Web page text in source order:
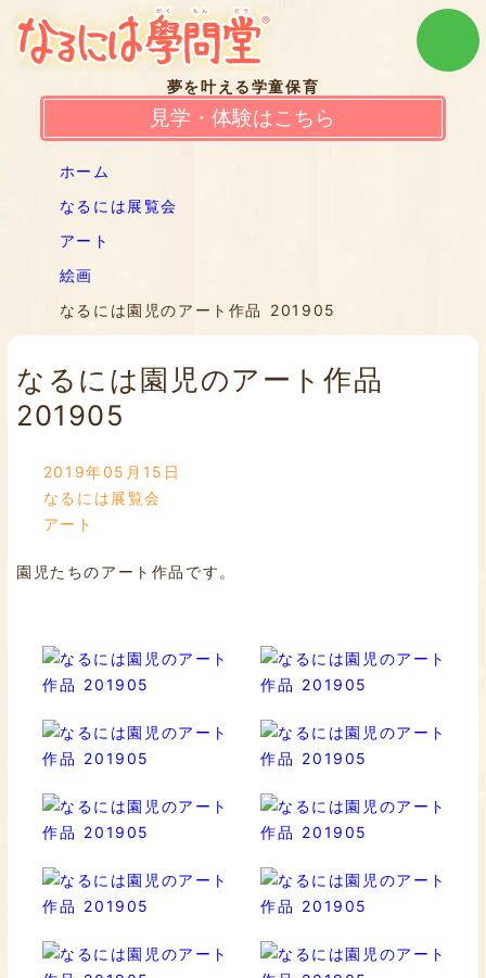
夢を叶える学童保育
見学・体験はこちら
ホーム
なるには展覧会
アート
絵画
なるには園児のアート作品 201905
なるには園児のアート作品
201905
2019年05月15日
なるには展覧会
アート
園児たちのアート作品です。